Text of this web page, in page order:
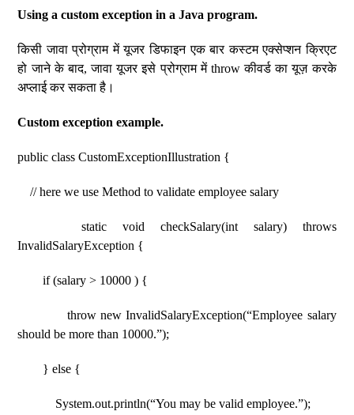
Using a custom exception in a Java program.
किसी जावा प्रोग्राम में यूजर डिफाइन एक बार कस्टम एक्सेप्शन क्रिएट
हो जाने के बाद, जावा यूजर इसे प्रोग्राम में throw कीवर्ड का यूज़ करके
अप्लाई कर सकता है।
Custom exception example.
public class CustomExceptionIllustration {
// here we use Method to validate employee salary
static void checkSalary(int salary) throws
InvalidSalaryException {
if (salary > 10000 ) {
throw new InvalidSalaryException(“Employee salary
should be more than 10000.”);
} else {
System.out.println(“You may be valid employee.”);